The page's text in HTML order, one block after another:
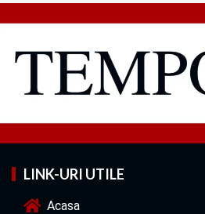
LINK-URI UTILE
Acasa